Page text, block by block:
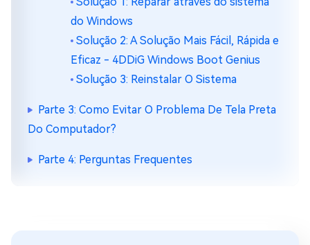
do Windows
Solução 2: A Solução Mais Fácil, Rápida e
Eficaz - 4DDiG Windows Boot Genius
Solução 3: Reinstalar O Sistema
Parte 3: Como Evitar O Problema De Tela Preta
Do Computador?
Parte 4: Perguntas Frequentes